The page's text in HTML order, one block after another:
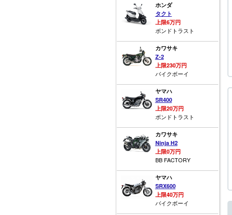
ホンダ
タクト
上限6万円
ボンドトラスト
カワサキ
Z-2
上限230万円
バイクボーイ
ヤマハ
SR400
上限20万円
ボンドトラスト
カワサキ
Ninja H2
上限0万円
BB FACTORY
ヤマハ
SRX600
上限40万円
バイクボーイ